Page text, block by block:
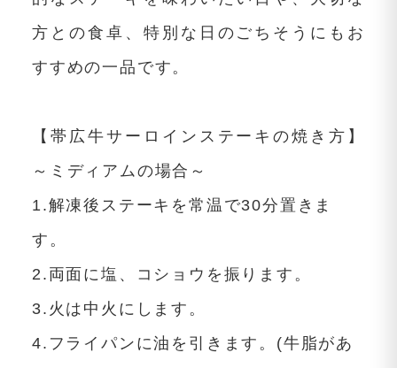
方との食卓、特別な日のごちそうにもお
すすめの一品です。
【帯広牛サーロインステーキの焼き方】
～ミディアムの場合～
1.解凍後ステーキを常温で30分置きま
す。
2.両面に塩、コショウを振ります。
3.火は中火にします。
4.フライパンに油を引きます。(牛脂があ